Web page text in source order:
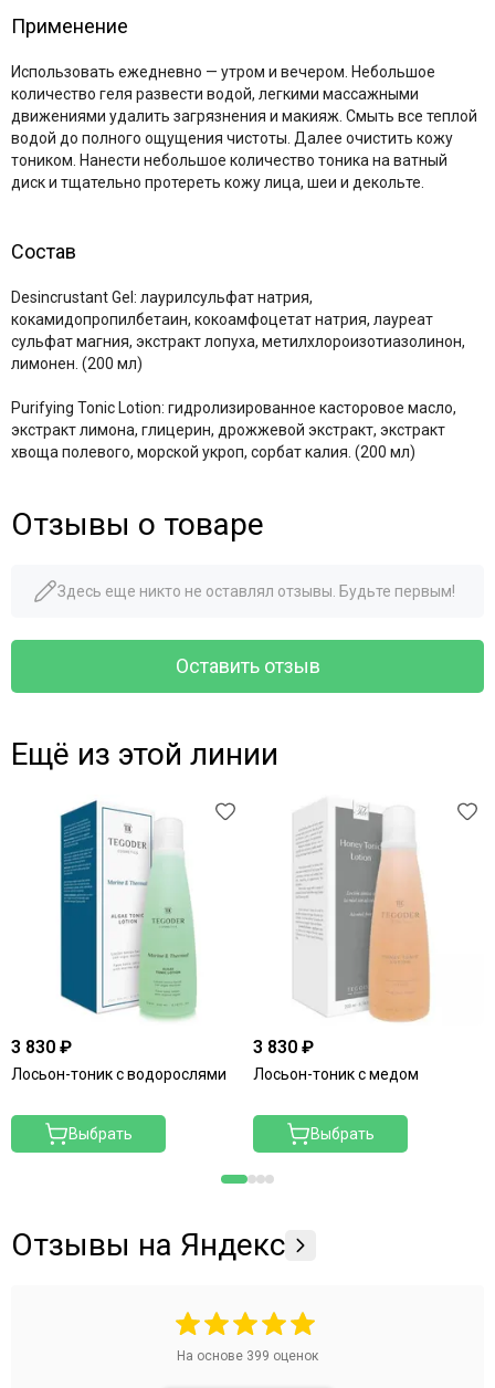
Применение
Использовать ежедневно — утром и вечером. Небольшое
количество геля развести водой, легкими массажными
движениями удалить загрязнения и макияж. Смыть все теплой
водой до полного ощущения чистоты. Далее очистить кожу
тоником. Нанести небольшое количество тоника на ватный
диск и тщательно протереть кожу лица, шеи и декольте.
Состав
Desincrustant Gel: лаурилсульфат натрия,
кокамидопропилбетаин, кокоамфоцетат натрия, лауреат
сульфат магния, экстракт лопуха, метилхлороизотиазолинон,
лимонен. (200 мл)
Purifying Tonic Lotion: гидролизированное касторовое масло,
экстракт лимона, глицерин, дрожжевой экстракт, экстракт
хвоща полевого, морской укроп, сорбат калия. (200 мл)
Отзывы о товаре
Здесь еще никто не оставлял отзывы. Будьте первым!
Оставить отзыв
Ещё из этой линии
3 830 ₽
Лосьон-тоник с водорослями
Выбрать
3 830 ₽
Лосьон-тоник с медом
Выбрать
Отзывы на Яндекс
На основе 399 оценок